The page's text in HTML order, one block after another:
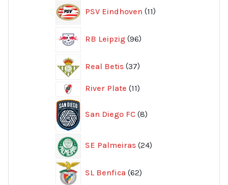
PSV Eindhoven 11
produkter
RB Leipzig 96
produkter
Real Betis 37
produkter
River Plate 1111
San Diego FC 8produkter
SE Palmeiras 24
produkter
SL Benfica 62
produkter